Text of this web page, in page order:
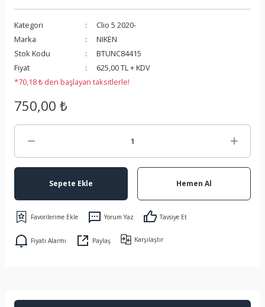
Kategori
Clio 5 2020-
Marka
NIKEN
Stok Kodu
BTUNC84415
Fiyat
625,00 TL + KDV
*70,18 ₺ den başlayan taksitlerle!
750,00 ₺
Sepete Ekle Hemen Al
Yorum Yaz Tavsiye Et
Fiyatı Alarmı Paylaş Karşılaştır